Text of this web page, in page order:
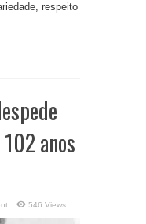
respeito
anos
546 Views